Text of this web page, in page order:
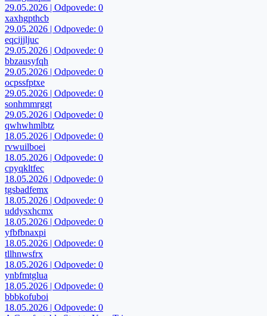
29.05.2026 | Odpovede: 0
xaxhgpthcb
29.05.2026 | Odpovede: 0
eqcijjljuc
29.05.2026 | Odpovede: 0
bbzausyfqh
29.05.2026 | Odpovede: 0
ocpssfptxe
29.05.2026 | Odpovede: 0
sonhmmrggt
29.05.2026 | Odpovede: 0
qwhwhmlbtz
18.05.2026 | Odpovede: 0
rvwuilboei
18.05.2026 | Odpovede: 0
cpyqkltfec
18.05.2026 | Odpovede: 0
tgsbadfemx
18.05.2026 | Odpovede: 0
uddysxhcmx
18.05.2026 | Odpovede: 0
yfbfbnaxpi
18.05.2026 | Odpovede: 0
tllhnwsfrx
18.05.2026 | Odpovede: 0
ynbfmtglua
18.05.2026 | Odpovede: 0
bbbkofuboi
18.05.2026 | Odpovede: 0